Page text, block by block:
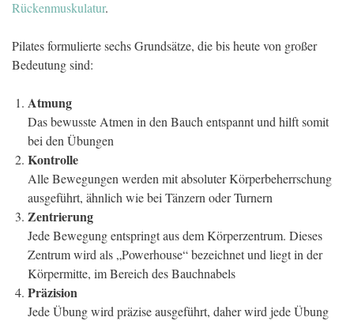
Rückenmuskulatur.
Pilates formulierte sechs Grundsätze, die bis heute von großer
Bedeutung sind:
Atmung
Das bewusste Atmen in den Bauch entspannt und hilft somit
bei den Übungen
Kontrolle
Alle Bewegungen werden mit absoluter Körperbeherrschung
ausgeführt, ähnlich wie bei Tänzern oder Turnern
Zentrierung
Jede Bewegung entspringt aus dem Körperzentrum. Dieses
Zentrum wird als „Powerhouse“ bezeichnet und liegt in der
Körpermitte, im Bereich des Bauchnabels
Präzision
Jede Übung wird präzise ausgeführt, daher wird jede Übung